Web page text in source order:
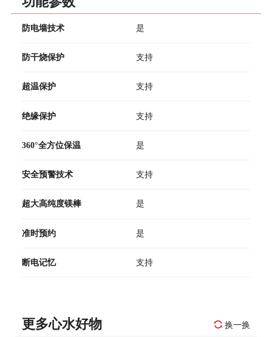
防电墙技术 是
防干烧保护 支持
超温保护 支持
绝缘保护 支持
360°全方位保温 是
安全预警技术 支持
超大高纯度镁棒 是
准时预约 是
断电记忆 支持
更多心水好物 换一换